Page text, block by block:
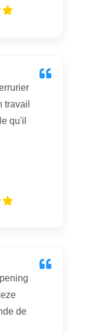
travail
qu'il
de